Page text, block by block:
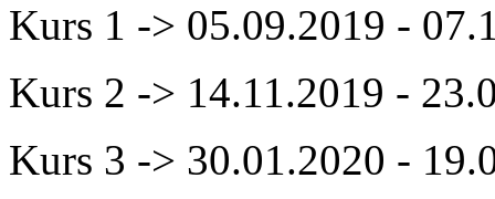
Kurs 1 -> 05.09.2019 -
Kurs 2 -> 14.11.2019 -
Kurs 3 -> 30.01.2020 -